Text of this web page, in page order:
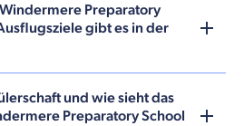
Preparatory
gibt es in der
und wie sieht das
Preparatory School